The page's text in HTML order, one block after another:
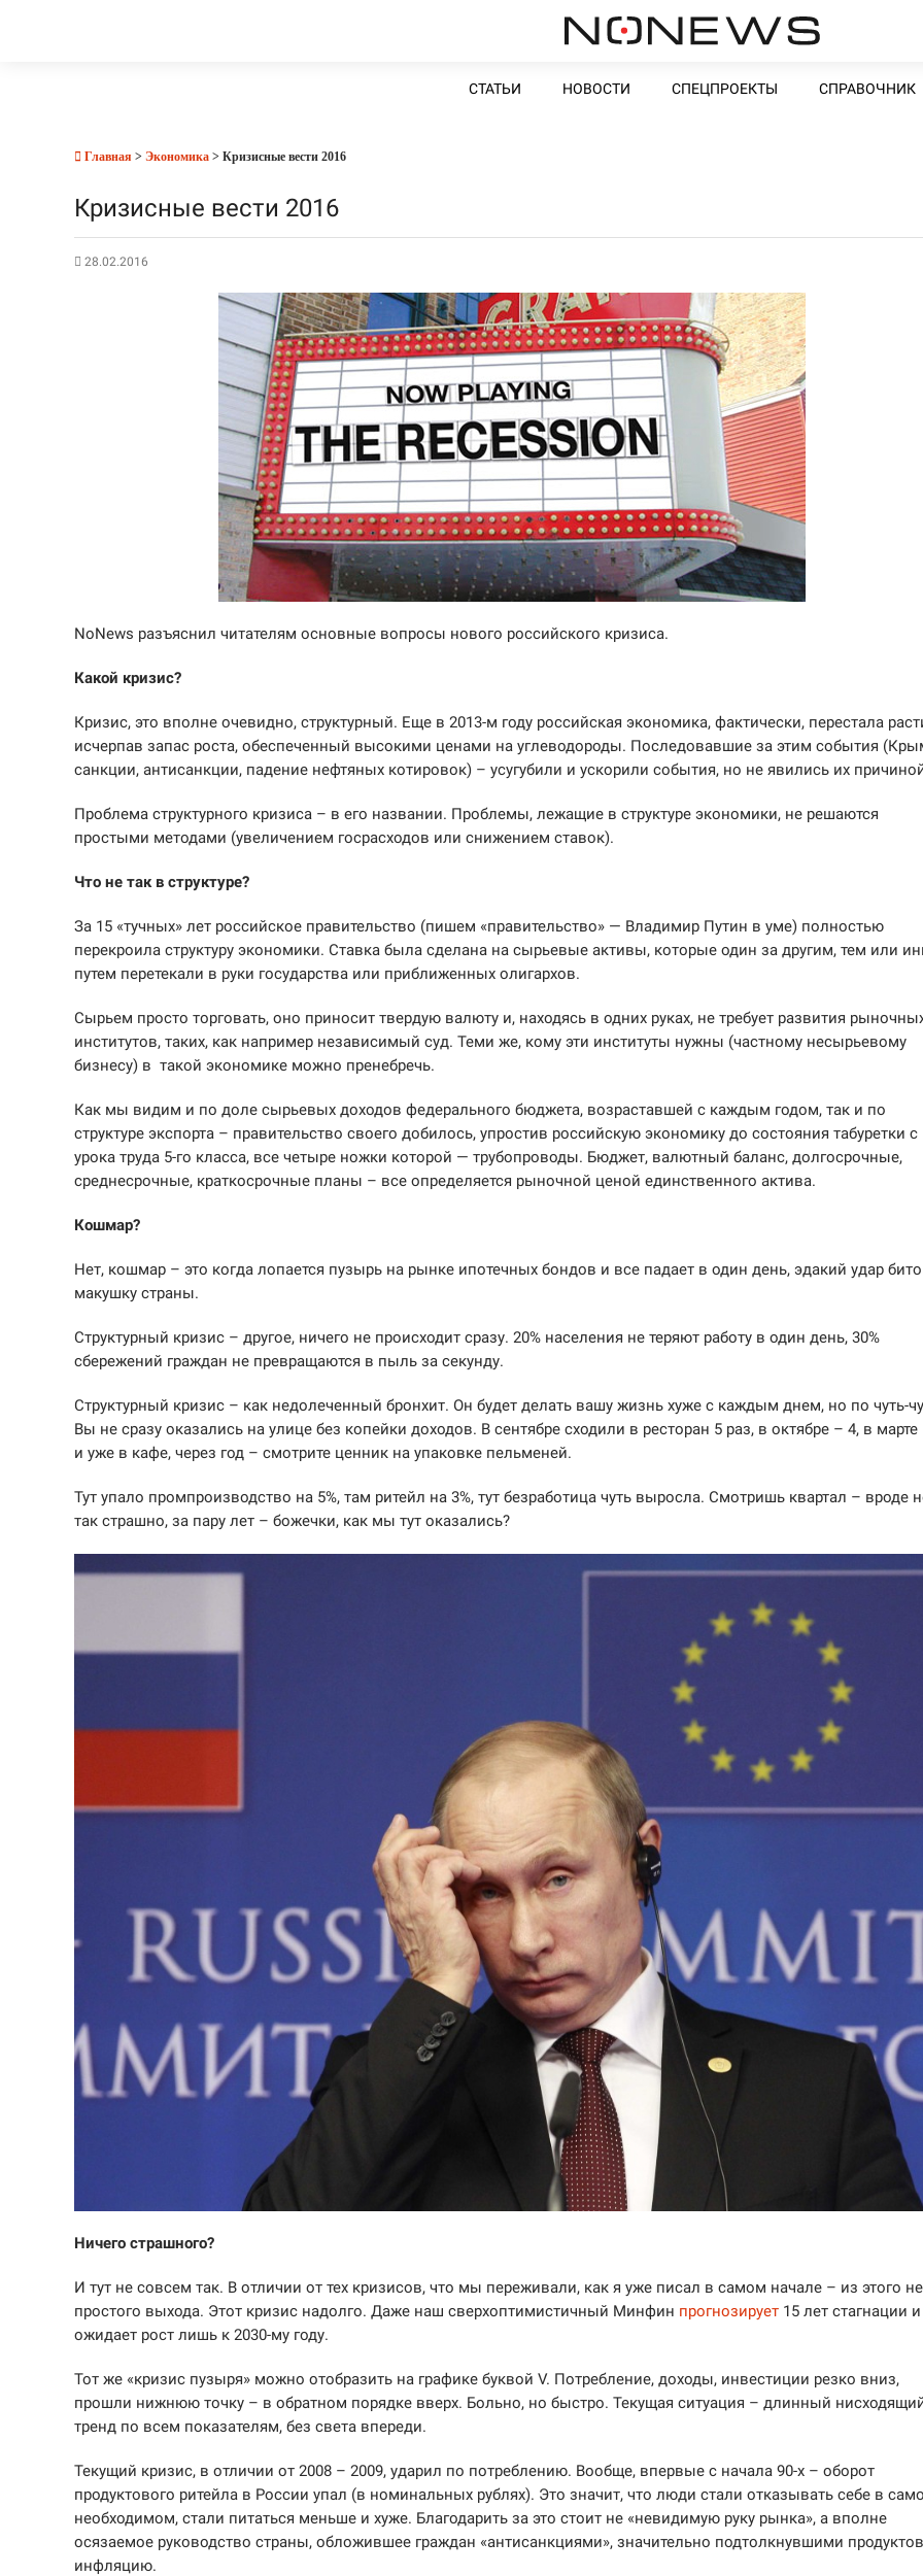
СТАТЬИ НОВОСТИ СПЕЦПРОЕКТЫ СПРАВОЧНИК
Главная > Экономика > Кризисные вести 2016
Кризисные вести 2016
28.02.2016
NoNews разъяснил читателям основные вопросы нового российского кризиса.
Какой кризис?
Кризис, это вполне очевидно, структурный. Еще в 2013-м году российская экономика, фактически, перестала
исчерпав запас роста, обеспеченный высокими ценами на углеводороды. Последовавшие за этим события
санкции, антисанкции, падение нефтяных котировок) – усугубили и ускорили события, но не явились их
Проблема структурного кризиса – в его названии. Проблемы, лежащие в структуре экономики, не решаются
простыми методами (увеличением госрасходов или снижением ставок).
Что не так в структуре?
За 15 «тучных» лет российское правительство (пишем «правительство» — Владимир Путин в уме) полностью
перекроила структуру экономики. Ставка была сделана на сырьевые активы, которые один за другим, тем или
путем перетекали в руки государства или приближенных олигархов.
Сырьем просто торговать, оно приносит твердую валюту и, находясь в одних руках, не требует развития
институтов, таких, как например независимый суд. Теми же, кому эти институты нужны (частному несырьевому
бизнесу) в такой экономике можно пренебречь.
Как мы видим и по доле сырьевых доходов федерального бюджета, возраставшей с каждым годом, так и по
структуре экспорта – правительство своего добилось, упростив российскую экономику до состояния табуретки с
урока труда 5-го класса, все четыре ножки которой — трубопроводы. Бюджет, валютный баланс, долгосрочные,
среднесрочные, краткосрочные планы – все определяется рыночной ценой единственного актива.
Кошмар?
Нет, кошмар – это когда лопается пузырь на рынке ипотечных бондов и все падает в один день, эдакий удар
макушку страны.
Структурный кризис – другое, ничего не происходит сразу. 20% населения не теряют работу в один день, 30%
сбережений граждан не превращаются в пыль за секунду.
Структурный кризис – как недолеченный бронхит. Он будет делать вашу жизнь хуже с каждым днем, но по чуть-
Вы не сразу оказались на улице без копейки доходов. В сентябре сходили в ресторан 5 раз, в октябре – 4, в марте
и уже в кафе, через год – смотрите ценник на упаковке пельменей.
Тут упало промпроизводство на 5%, там ритейл на 3%, тут безработица чуть выросла. Смотришь квартал – вроде
так страшно, за пару лет – божечки, как мы тут оказались?
Ничего страшного?
И тут не совсем так. В отличии от тех кризисов, что мы переживали, как я уже писал в самом начале – из этого
простого выхода. Этот кризис надолго. Даже наш сверхоптимистичный Минфин прогнозирует 15 лет стагнации и
ожидает рост лишь к 2030-му году.
Тот же «кризис пузыря» можно отобразить на графике буквой V. Потребление, доходы, инвестиции резко вниз,
прошли нижнюю точку – в обратном порядке вверх. Больно, но быстро. Текущая ситуация – длинный
тренд по всем показателям, без света впереди.
Текущий кризис, в отличии от 2008 – 2009, ударил по потреблению. Вообще, впервые с начала 90-х – оборот
продуктового ритейла в России упал (в номинальных рублях). Это значит, что люди стали отказывать себе в
необходимом, стали питаться меньше и хуже. Благодарить за это стоит не «невидимую руку рынка», а вполне
осязаемое руководство страны, обложившее граждан «антисанкциями», значительно подтолкнувшими
инфляцию.